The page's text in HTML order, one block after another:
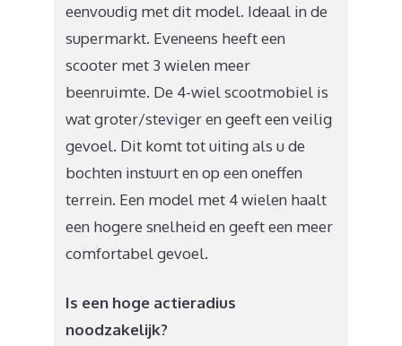
eenvoudig met dit model. Ideaal in de
supermarkt. Eveneens heeft een
scooter met 3 wielen meer
beenruimte. De 4-wiel scootmobiel is
wat groter/steviger en geeft een veilig
gevoel. Dit komt tot uiting als u de
bochten instuurt en op een oneffen
terrein. Een model met 4 wielen haalt
een hogere snelheid en geeft een meer
comfortabel gevoel.
Is een hoge actieradius
noodzakelijk?